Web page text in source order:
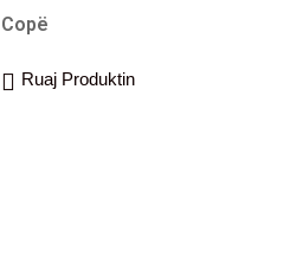
Copë
Ruaj Produktin